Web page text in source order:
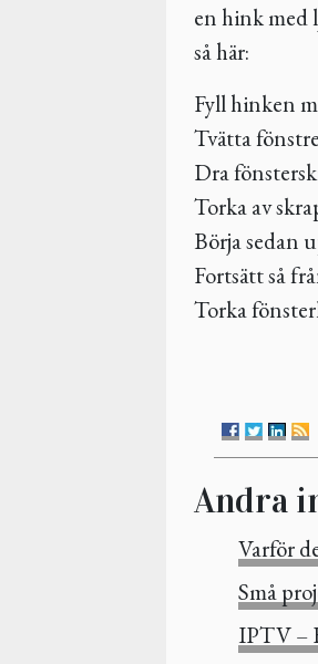
en hink med
så här:
Fyll hinken
Tvätta
Dra
Torka av
Börja sedan
Fortsätt så
Torka
Andra
Varför
Små
IPTV –